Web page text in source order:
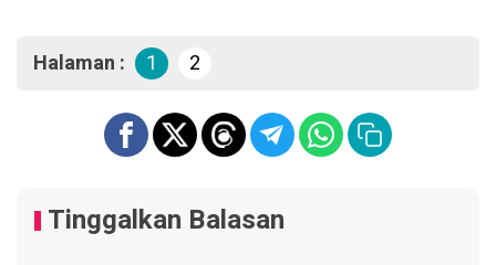
Halaman : 1 2
Tinggalkan Balasan